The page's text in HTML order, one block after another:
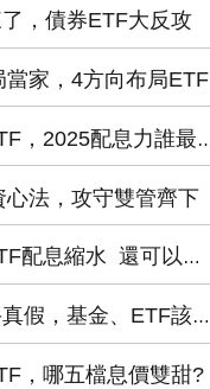
，債券ETF大反攻
當家，4方向布局ETF
，2025配息力誰最強?
心法，攻守雙管齊下
息縮水 還可以買嗎?
，基金、ETF該怎麼挑?
，哪五檔息價雙甜?